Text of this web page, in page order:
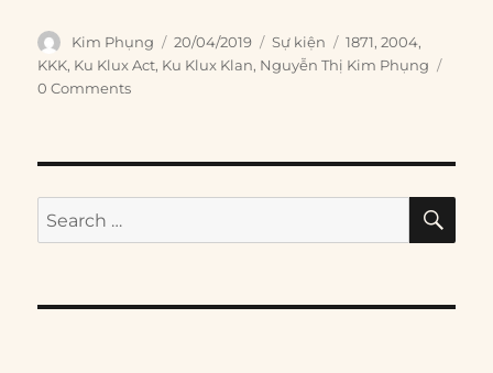
Author
Kim Phụng
Posted
on
20/04/2019 Categories
Sự kiện Tags
1871,2004,
KKK, Ku Klux Act, Ku Klux Klan, Nguyễn Thị Kim Phụng
0 Comments
Search
for: